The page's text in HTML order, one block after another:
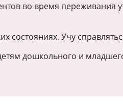
во время переживания
состояниях. Учу
дошкольного и